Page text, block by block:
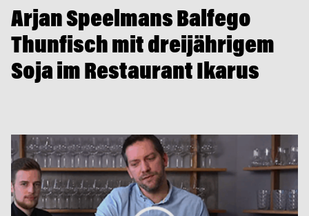
Arjan Speelmans Balfego
Thunfisch mit dreijährigem
Soja im Restaurant Ikarus